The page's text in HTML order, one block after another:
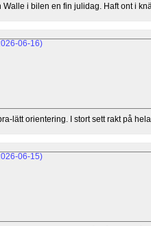
i bilen en fin julidag. Haft ont i
lätt orientering. I stort sett rakt på